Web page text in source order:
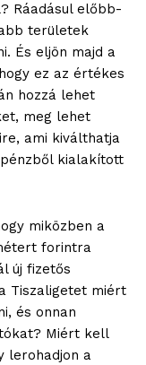
Ráadásul előbb-
területek
És eljön majd a
ez az értékes
hozzá lehet
meg lehet
ami kiválthatja
kialakított
miközben a
forintra
új fizetős
Tiszaligetet miért
és onnan
Miért kell
lerohadjon a